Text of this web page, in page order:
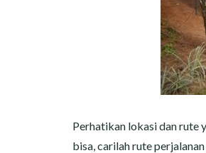
Perhatikan lokasi dan rute
bisa, carilah rute